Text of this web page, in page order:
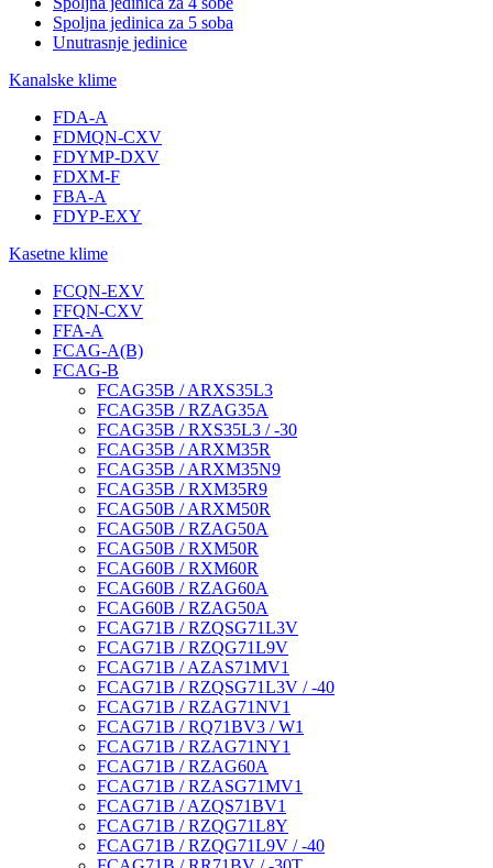
Spoljna jedinica za 5 soba
Unutrasnje jedinice
Kanalske klime
FDA-A
FDMQN-CXV
FDYMP-DXV
FDXM-F
FBA-A
FDYP-EXY
Kasetne klime
FCQN-EXV
FFQN-CXV
FFA-A
FCAG-A(B)
FCAG-B
FCAG35B / ARXS35L3
FCAG35B / RZAG35A
FCAG35B / RXS35L3 / -30
FCAG35B / ARXM35R
FCAG35B / ARXM35N9
FCAG35B / RXM35R9
FCAG50B / ARXM50R
FCAG50B / RZAG50A
FCAG50B / RXM50R
FCAG60B / RXM60R
FCAG60B / RZAG60A
FCAG60B / RZAG50A
FCAG71B / RZQSG71L3V
FCAG71B / RZQG71L9V
FCAG71B / AZAS71MV1
FCAG71B / RZQSG71L3V / -40
FCAG71B / RZAG71NV1
FCAG71B / RQ71BV3 / W1
FCAG71B / RZAG71NY1
FCAG71B / RZAG60A
FCAG71B / RZASG71MV1
FCAG71B / AZQS71BV1
FCAG71B / RZQG71L8Y
FCAG71B / RZQG71L9V / -40